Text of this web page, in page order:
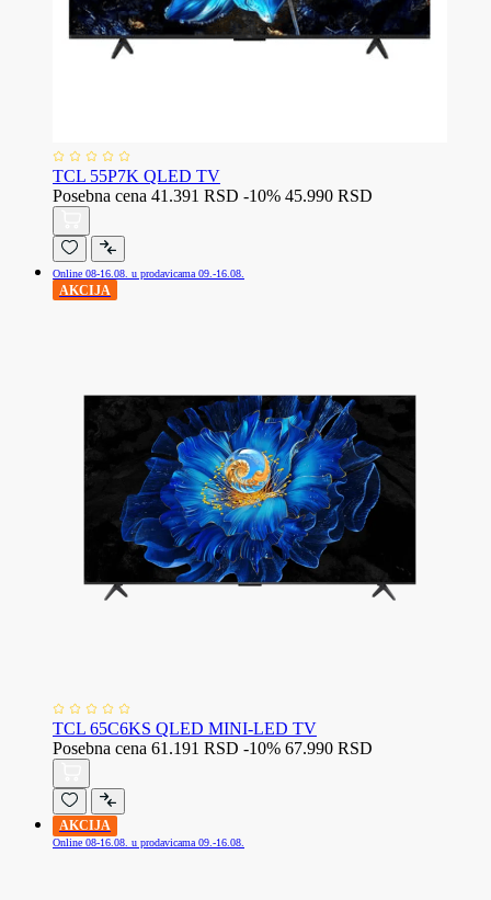
TCL 55P7K QLED TV
Posebna cena 41.391 RSD -10% 45.990 RSD
Online 08-16.08. u prodavicama 09.-16.08.
AKCIJA
TCL 65C6KS QLED MINI-LED TV
Posebna cena 61.191 RSD -10% 67.990 RSD
AKCIJA
Online 08-16.08. u prodavicama 09.-16.08.